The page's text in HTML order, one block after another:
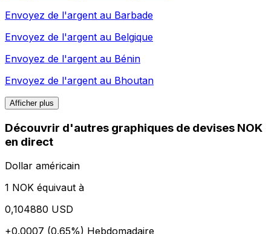
Envoyez de l'argent au Barbade
Envoyez de l'argent au Belgique
Envoyez de l'argent au Bénin
Envoyez de l'argent au Bhoutan
Afficher plus
Découvrir d'autres graphiques de devises NOK
en direct
Dollar américain
1 NOK équivaut à
0,104880 USD
+0.0007 (0.65%) Hebdomadaire